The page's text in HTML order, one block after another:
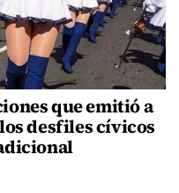
que emitió a
desfiles cívicos